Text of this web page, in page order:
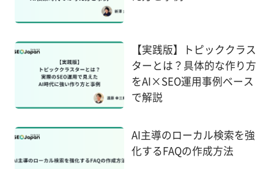
【実践版】トピッククラス
ターとは？具体的な作り方
をAI×SEO運用事例ベース
で解説
AI主導のローカル検索を強
化するFAQの作成方法